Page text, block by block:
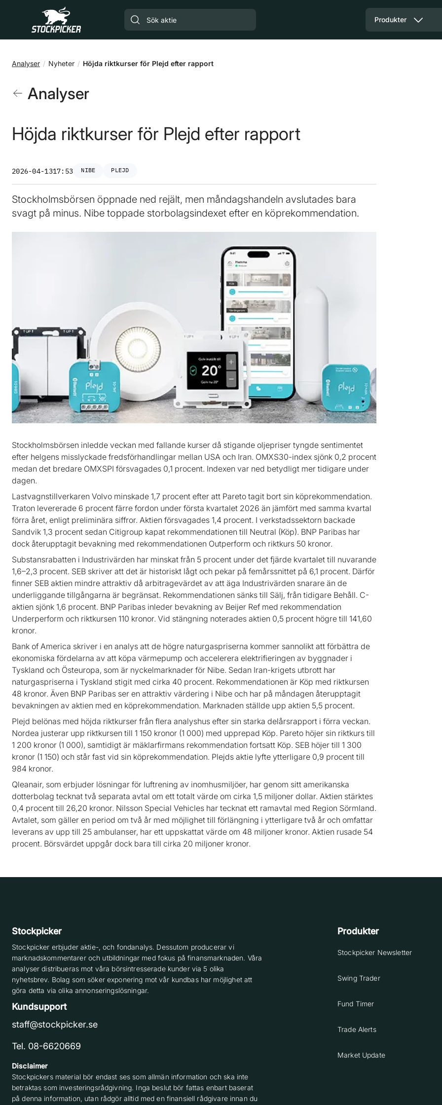
Gå till huvudinnehåll
Produkter
Analyser Nyheter Höjda riktkurser för Plejd efter rapport
Analyser
Höjda riktkurser för Plejd efter rapport
2026-04-1317:53 NIBE PLEJD
Stockholmsbörsen öppnade ned rejält, men måndagshandeln avslutades bara
svagt på minus. Nibe toppade storbolagsindexet efter en köprekommendation.
Stockholmsbörsen inledde veckan med fallande kurser då stigande oljepriser tyngde sentimentet
efter helgens misslyckade fredsförhandlingar mellan USA och Iran. OMXS30-index sjönk 0,2 procent
medan det bredare OMXSPI försvagades 0,1 procent. Indexen var ned betydligt mer tidigare under
dagen.
Lastvagnstillverkaren Volvo minskade 1,7 procent efter att Pareto tagit bort sin köprekommendation.
Traton levererade 6 procent färre fordon under första kvartalet 2026 än jämfört med samma kvartal
förra året, enligt preliminära siffror. Aktien försvagades 1,4 procent. I verkstadssektorn backade
Sandvik 1,3 procent sedan Citigroup kapat rekommendationen till Neutral (Köp). BNP Paribas har
dock återupptagit bevakning med rekommendationen Outperform och riktkurs 50 kronor.
Substansrabatten i Industrivärden har minskat från 5 procent under det fjärde kvartalet till nuvarande
1,6–2,3 procent. SEB skriver att det är historiskt lågt och pekar på femårssnittet på 6,1 procent. Därför
finner SEB aktien mindre attraktiv då arbitragevärdet av att äga Industrivärden snarare än de
underliggande tillgångarna är begränsat. Rekommendationen sänks till Sälj, från tidigare Behåll. C-
aktien sjönk 1,6 procent. BNP Paribas inleder bevakning av Beijer Ref med rekommendation
Underperform och riktkursen 110 kronor. Vid stängning noterades aktien 0,5 procent högre till 141,60
kronor.
Bank of America skriver i en analys att de högre naturgaspriserna kommer sannolikt att förbättra de
ekonomiska fördelarna av att köpa värmepump och accelerera elektrifieringen av byggnader i
Tyskland och Östeuropa, som är nyckelmarknader för Nibe. Sedan Iran-krigets utbrott har
naturgaspriserna i Tyskland stigit med cirka 40 procent. Rekommendationen är Köp med riktkursen
48 kronor. Även BNP Paribas ser en attraktiv värdering i Nibe och har på måndagen återupptagit
bevakningen av aktien med en köprekommendation. Marknaden ställde upp aktien 5,5 procent.
Plejd belönas med höjda riktkurser från flera analyshus efter sin starka delårsrapport i förra veckan.
Nordea justerar upp riktkursen till 1 150 kronor (1 000) med upprepad Köp. Pareto höjer sin riktkurs till
1 200 kronor (1 000), samtidigt är mäklarfirmans rekommendation fortsatt Köp. SEB höjer till 1 300
kronor (1 150) och står fast vid sin köprekommendation. Plejds aktie lyfte ytterligare 0,9 procent till
984 kronor.
Qleanair, som erbjuder lösningar för luftrening av inomhusmiljöer, har genom sitt amerikanska
dotterbolag tecknat två separata avtal om ett totalt värde om cirka 1,5 miljoner dollar. Aktien stärktes
0,4 procent till 26,20 kronor. Nilsson Special Vehicles har tecknat ett ramavtal med Region Sörmland.
Avtalet, som gäller en period om två år med möjlighet till förlängning i ytterligare två år och omfattar
leverans av upp till 25 ambulanser, har ett uppskattat värde om 48 miljoner kronor. Aktien rusade 54
procent. Börsvärdet uppgår dock bara till cirka 20 miljoner kronor.
Stockpicker
Stockpicker erbjuder aktie-, och fondanalys. Dessutom producerar vi
marknadskommentarer och utbildningar med fokus på finansmarknaden. Våra
analyser distribueras mot våra börsintresserade kunder via 5 olika
nyhetsbrev. Bolag som söker exponering mot vår kundbas har möjlighet att
göra detta via olika annonseringslösningar.
Kundsupport
staff@stockpicker.se
Tel. 08-6620669
Disclaimer
Stockpickers material bör endast ses som allmän information och ska inte
betraktas som investeringsrådgivning. Inga beslut bör fattas enbart baserat
på denna information, utan rådgör alltid med en finansiell rådgivare innan du
Produkter
Stockpicker Newsletter
Swing Trader
Fund Timer
Trade Alerts
Market Update